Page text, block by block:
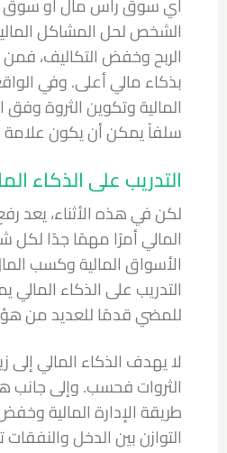
أي سوق رأس مال أو سوق
الشخص لحل المشاكل
الربح وخفض التكاليف،
بذكاء مالي أعلى. وفي
المالية وتكوين الثروة
سلفاً يمكن أن يكون علامة
التدريب على الذكاء
لكن في هذه الأثناء، يعد
المالي أمرًا مهمًا جدًا
الأسواق المالية وكسب
التدريب على الذكاء
للمضي قدمًا للعديد من
لا يهدف الذكاء المالي إلى
الثروات فحسب. وإلى جانب
طريقة الإدارة المالية
التوازن بين الدخل